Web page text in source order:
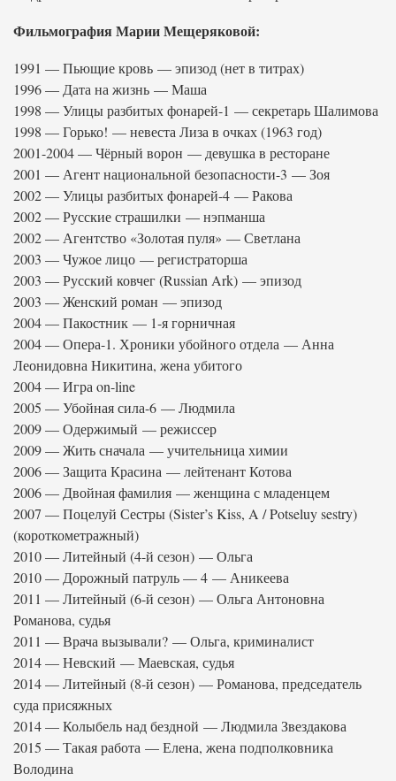
Фильмография Марии Мещеряковой:
1991 — Пьющие кровь — эпизод (нет в титрах)
1996 — Дата на жизнь — Маша
1998 — Улицы разбитых фонарей-1 — секретарь Шалимова
1998 — Горько! — невеста Лиза в очках (1963 год)
2001-2004 — Чёрный ворон — девушка в ресторане
2001 — Агент национальной безопасности-3 — Зоя
2002 — Улицы разбитых фонарей-4 — Ракова
2002 — Русские страшилки — нэпманша
2002 — Агентство «Золотая пуля» — Светлана
2003 — Чужое лицо — регистраторша
2003 — Русский ковчег (Russian Ark) — эпизод
2003 — Женский роман — эпизод
2004 — Пакостник — 1-я горничная
2004 — Опера-1. Хроники убойного отдела — Анна
Леонидовна Никитина, жена убитого
2004 — Игра on-line
2005 — Убойная сила-6 — Людмила
2009 — Одержимый — режиссер
2009 — Жить сначала — учительница химии
2006 — Защита Красина — лейтенант Котова
2006 — Двойная фамилия — женщина с младенцем
2007 — Поцелуй Сестры (Sister’s Kiss, A / Potseluy sestry)
(короткометражный)
2010 — Литейный (4-й сезон) — Ольга
2010 — Дорожный патруль — 4 — Аникеева
2011 — Литейный (6-й сезон) — Ольга Антоновна
Романова, судья
2011 — Врача вызывали? — Ольга, криминалист
2014 — Невский — Маевская, судья
2014 — Литейный (8-й сезон) — Романова, председатель
суда присяжных
2014 — Колыбель над бездной — Людмила Звездакова
2015 — Такая работа — Елена, жена подполковника
Володина